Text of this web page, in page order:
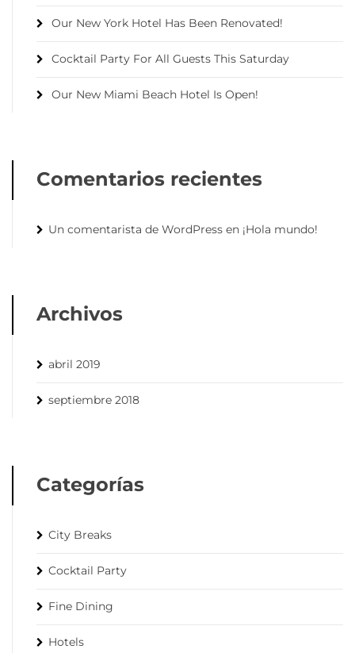
Our New York Hotel Has Been Renovated!
Cocktail Party For All Guests This Saturday
Our New Miami Beach Hotel Is Open!
Comentarios recientes
Un comentarista de WordPress en ¡Hola mundo!
Archivos
abril 2019
septiembre 2018
Categorías
City Breaks
Cocktail Party
Fine Dining
Hotels